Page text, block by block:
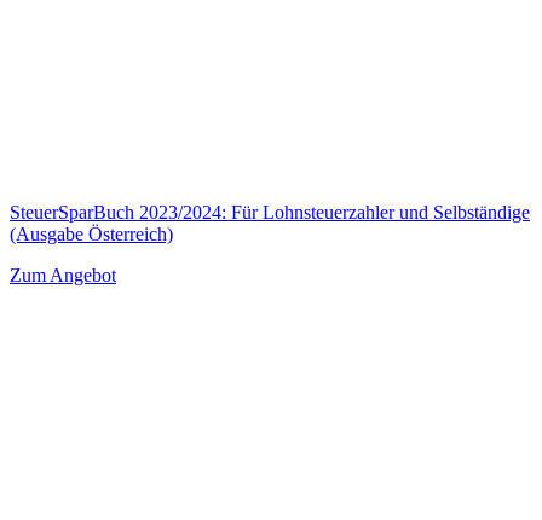
SteuerSparBuch 2023/2024: Für Lohnsteuerzahler und Selbständige
(Ausgabe Österreich)
Zum Angebot